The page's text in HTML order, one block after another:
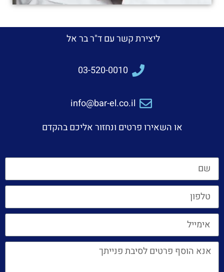
ליצירת קשר עם ד"ר בר אל
03-520-0010
info@bar-el.co.il
או השאירו פרטים ונחזור אליכם בהקדם